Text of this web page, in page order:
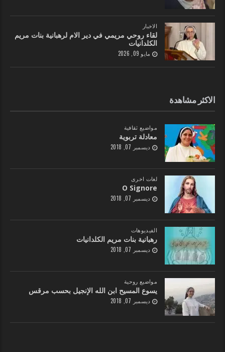
الاخبار
لقاء روحي مريمي في دير الام لرهبانية بنات مريم
الكلدانيات
مايو 09, 2026
الاكثر مشاهدة
مواضيع ثقافية
معادلة تربوية
ديسمبر 07, 2018
لغات اخرى
O Signore
ديسمبر 07, 2018
الفيديوهات
رهبانية بنات مريم الكلدانيات
ديسمبر 07, 2018
مواضيع روحية
يسوع المسيح ابن الله الإنجيل بحسب مرقس
ديسمبر 07, 2018